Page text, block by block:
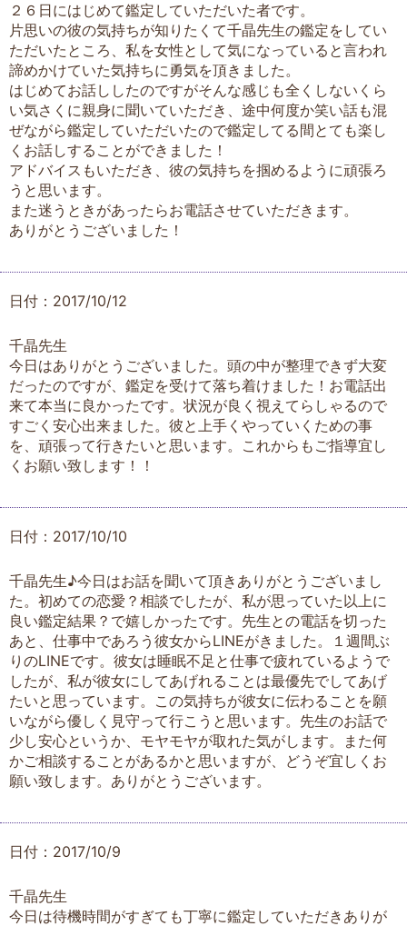
２６日にはじめて鑑定していただいた者です。
片思いの彼の気持ちが知りたくて千晶先生の鑑定をしてい
ただいたところ、私を女性として気になっていると言われ
諦めかけていた気持ちに勇気を頂きました。
はじめてお話ししたのですがそんな感じも全くしないくら
い気さくに親身に聞いていただき、途中何度か笑い話も混
ぜながら鑑定していただいたので鑑定してる間とても楽し
くお話しすることができました！
アドバイスもいただき、彼の気持ちを掴めるように頑張ろ
うと思います。
また迷うときがあったらお電話させていただきます。
ありがとうございました！
日付：2017/10/12
千晶先生
今日はありがとうございました。頭の中が整理できず大変
だったのですが、鑑定を受けて落ち着けました！お電話出
来て本当に良かったです。状況が良く視えてらしゃるので
すごく安心出来ました。彼と上手くやっていくための事
を、頑張って行きたいと思います。これからもご指導宜し
くお願い致します！！
日付：2017/10/10
千晶先生♪今日はお話を聞いて頂きありがとうございまし
た。初めての恋愛？相談でしたが、私が思っていた以上に
良い鑑定結果？で嬉しかったです。先生との電話を切った
あと、仕事中であろう彼女からLINEがきました。１週間ぶ
りのLINEです。彼女は睡眠不足と仕事で疲れているようで
したが、私が彼女にしてあげれることは最優先でしてあげ
たいと思っています。この気持ちが彼女に伝わることを願
いながら優しく見守って行こうと思います。先生のお話で
少し安心というか、モヤモヤが取れた気がします。また何
かご相談することがあるかと思いますが、どうぞ宜しくお
願い致します。ありがとうございます。
日付：2017/10/9
千晶先生
今日は待機時間がすぎても丁寧に鑑定していただきありが